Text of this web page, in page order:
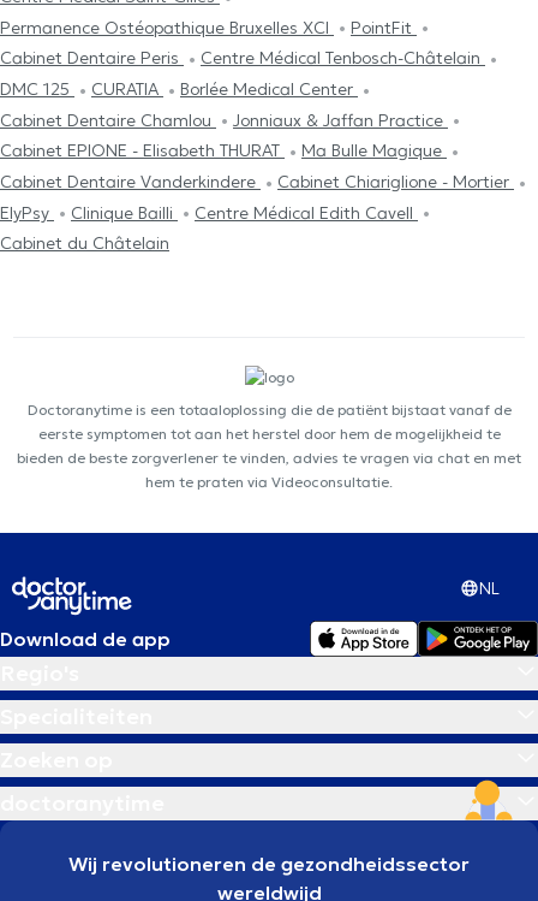
Permanence Ostéopathique Bruxelles XCI
PointFit
Cabinet Dentaire Peris
Centre Médical Tenbosch-Châtelain
DMC 125
CURATIA
Borlée Medical Center
Cabinet Dentaire Chamlou
Jonniaux & Jaffan Practice
Cabinet EPIONE - Elisabeth THURAT
Ma Bulle Magique
Cabinet Dentaire Vanderkindere
Cabinet Chiariglione - Mortier
ElyPsy
Clinique Bailli
Centre Médical Edith Cavell
Cabinet du Châtelain
Doctoranytime is een totaaloplossing die de patiënt bijstaat vanaf de
eerste symptomen tot aan het herstel door hem de mogelijkheid te
bieden de beste zorgverlener te vinden, advies te vragen via chat en met
hem te praten via Videoconsultatie.
NL
Download de app
Wij revolutioneren de gezondheidssector
wereldwijd